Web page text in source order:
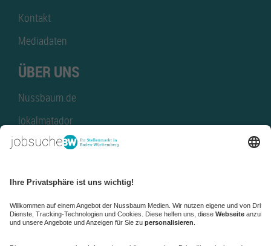
Kontakt
Mediadaten
ÜBER UNS
Nussbaum.de
lokalmatador
kaufinBW
NussbaumID
Nussbaum Medien